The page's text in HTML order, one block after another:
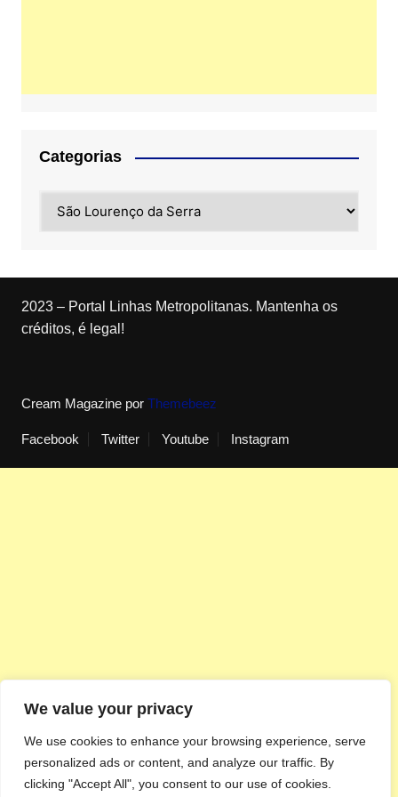
We value your privacy
We use cookies to enhance your browsing experience, serve
personalized ads or content, and analyze our traffic. By
clicking "Accept All", you consent to our use of cookies.
Categorias
2023 – Portal Linhas Metropolitanas. Mantenha os
créditos, é legal!
Cream Magazine por Themebeez
Facebook Twitter Youtube Instagram